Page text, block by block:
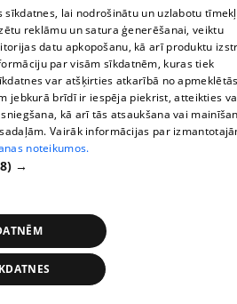
apstiprina slimnīcu
lai nodrošinātu un uzlabotu
reklāmu un satura ģenerēšanai, veiktu
datu apkopošanu, kā arī produktu
par visām sīkdatnēm, kuras tiek
var atšķirties atkarībā no
jebkurā brīdī ir iespēja piekrist, atteikties
kā arī tās atsaukšana vai
Vairāk informācijas par
noteikumos.
→